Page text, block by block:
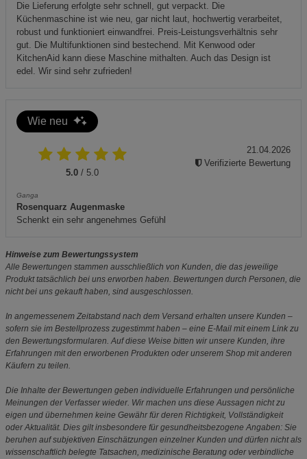
Die Lieferung erfolgte sehr schnell, gut verpackt. Die
Küchenmaschine ist wie neu, gar nicht laut, hochwertig verarbeitet,
robust und funktioniert einwandfrei. Preis-Leistungsverhältnis sehr
gut. Die Multifunktionen sind bestechend. Mit Kenwood oder
KitchenAid kann diese Maschine mithalten. Auch das Design ist
edel. Wir sind sehr zufrieden!
Wie neu
5.0 / 5.0
Ganga
Rosenquarz Augenmaske
Schenkt ein sehr angenehmes Gefühl
21.04.2026
Verifizierte Bewertung
Hinweise zum Bewertungssystem
Alle Bewertungen stammen ausschließlich von Kunden, die das jeweilige
Produkt tatsächlich bei uns erworben haben. Bewertungen durch Personen, die
nicht bei uns gekauft haben, sind ausgeschlossen.
In angemessenem Zeitabstand nach dem Versand erhalten unsere Kunden –
sofern sie im Bestellprozess zugestimmt haben – eine E-Mail mit einem Link zu
den Bewertungsformularen. Auf diese Weise bitten wir unsere Kunden, ihre
Erfahrungen mit den erworbenen Produkten oder unserem Shop mit anderen
Käufern zu teilen.
Die Inhalte der Bewertungen geben individuelle Erfahrungen und persönliche
Meinungen der Verfasser wieder. Wir machen uns diese Aussagen nicht zu
eigen und übernehmen keine Gewähr für deren Richtigkeit, Vollständigkeit
oder Aktualität. Dies gilt insbesondere für gesundheitsbezogene Angaben: Sie
beruhen auf subjektiven Einschätzungen einzelner Kunden und dürfen nicht als
wissenschaftlich belegte Tatsachen, medizinische Beratung oder verbindliche